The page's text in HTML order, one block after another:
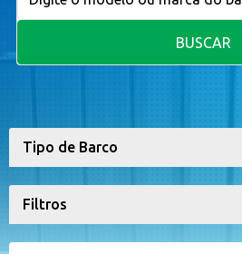
BUSCAR
Tipo de Barco
Filtros